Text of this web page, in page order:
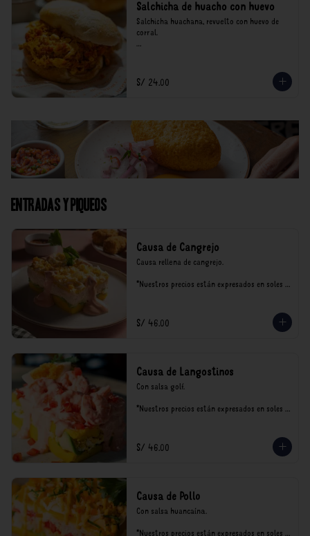
Salchicha de huacho con huevo
Salchicha huachana, revuelto con huevo de
corral.
consumo.
S/ 24.00
Entradas y Piqueos
Causa de Cangrejo
Causa rellena de cangrejo.
*Nuestros precios están expresados en soles e
S/ 46.00
Causa de Langostinos
Con salsa golf.
*Nuestros precios están expresados en soles e
S/ 46.00
Causa de Pollo
Con salsa huancaína.
*Nuestros precios están expresados en soles e